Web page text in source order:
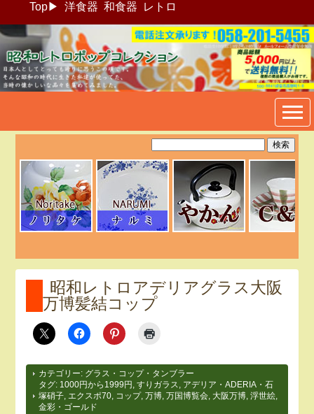
Top▶ 洋食器 和食器 レトロ
昭和レトロポップ食器生活雑
貨通販＠フリマート
昭和レトロアデリアグラス大阪
万博髪結コップ
カテゴリー: グラス・コップ・タンブラー
タグ: 1000円から1999円 ,すりガラス
アデリア・ADERIA・石
塚硝子 エクスポ70 コップ,万博 ,万国博覧会 大阪万博 ,浮世絵
金彩・ゴールド